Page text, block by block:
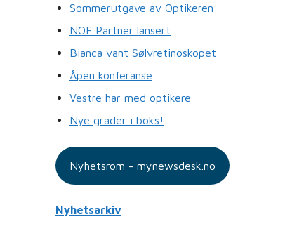
Sommerutgave av Optikeren
NOF Partner lansert
Bianca vant Sølvretinoskopet
Åpen konferanse
Vestre har med optikere
Nye grader i boks!
Nyhetsrom - mynewsdesk.no
Nyhetsarkiv